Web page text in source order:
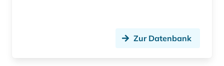
Zur Datenbank